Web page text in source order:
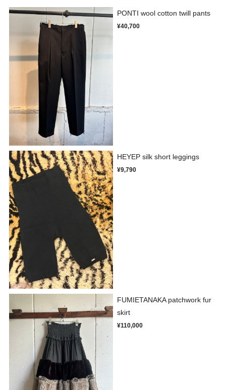
PONTI wool cotton twill pants
¥40,700
HEYEP silk short leggings
¥9,790
FUMIETANAKA patchwork fur
skirt
¥110,000